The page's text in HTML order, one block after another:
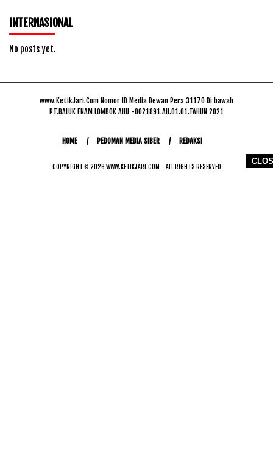
INTERNASIONAL
No posts yet.
www.KetikJari.Com Nomor ID Media Dewan Pers 31170 Di bawah
PT.BALUK ENAM LOMBOK AHU -0021891.AH.01.01.TAHUN 2021
HOME PEDOMAN MEDIA SIBER REDAKSI
COPYRIGHT © 2026 WWW.KETIKJARI.COM - ALL RIGHTS RESERVED